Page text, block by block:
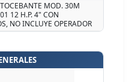
MOD. 30M
12 H.P. 4" CON
NO INCLUYE OPERADOR